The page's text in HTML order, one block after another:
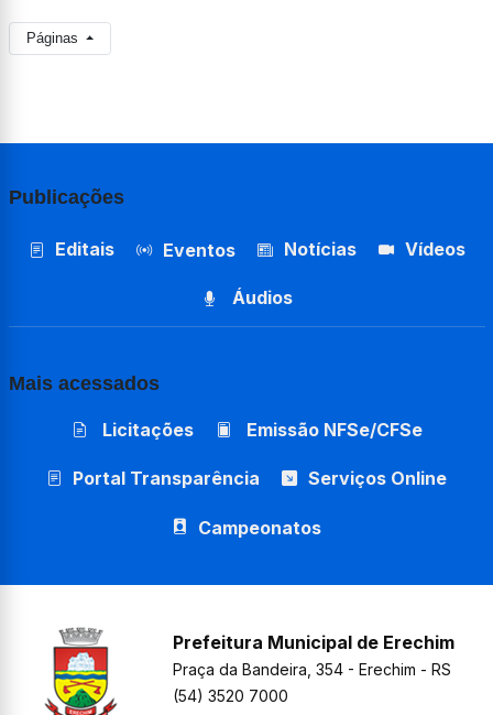
Páginas
Publicações
Editais Eventos Notícias Vídeos
Áudios
Mais acessados
Licitações Emissão NFSe/CFSe
Portal Transparência Serviços Online
Campeonatos
Prefeitura Municipal de Erechim
Praça da Bandeira, 354 - Erechim - RS
(54) 3520 7000